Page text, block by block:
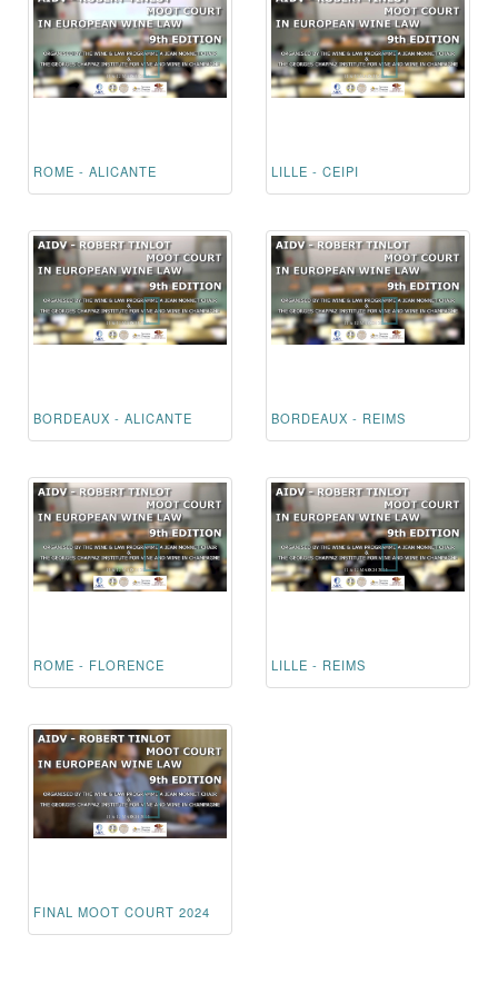
ROME - ALICANTE LILLE - CEIPI
BORDEAUX - ALICANTE BORDEAUX - REIMS
ROME - FLORENCE LILLE - REIMS
FINAL MOOT COURT 2024